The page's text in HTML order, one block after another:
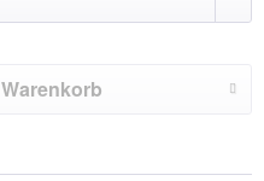
Warenkorb